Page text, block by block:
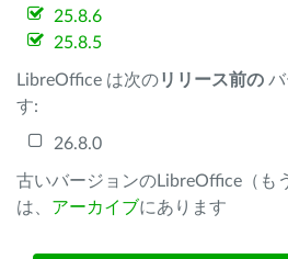
25.8.6
25.8.5
LibreOffice は次のリリース前の
す:
26.8.0
古いバージョンのLibreOffice（も
は、 アーカイブにあります